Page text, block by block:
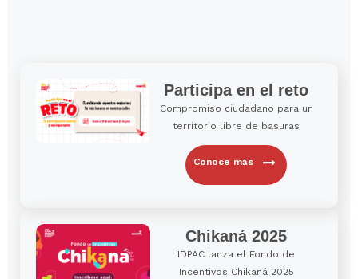
Participa en el reto
Compromiso ciudadano para un
territorio libre de basuras
Conoce más
Chikaná 2025
IDPAC lanza el Fondo de
Incentivos Chikaná 2025